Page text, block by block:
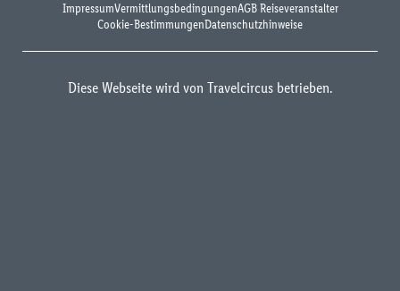
ImpressumVermittlungsbedingungenAGB Reiseveranstalter
Cookie-BestimmungenDatenschutzhinweise
Diese Webseite wird von Travelcircus betrieben.